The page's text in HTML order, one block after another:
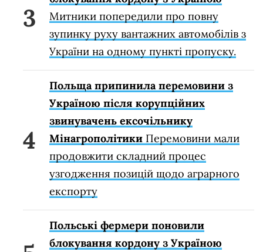
Митники попередили про повну
зупинку руху вантажних автомобілів з
України на одному пункті пропуску.
Польща припинила перемовини з
Україною після корупційних
звинувачень ексочільнику
Мінагрополітики Перемовини мали
продовжити складний процес
узгодження позицій щодо аграрного
експорту
Польські фермери поновили
блокування кордону з Україною